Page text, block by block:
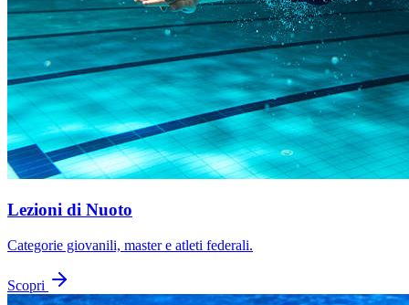
Lezioni di Nuoto
Categorie giovanili, master e atleti federali.
Scopri